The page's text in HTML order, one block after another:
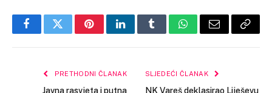
FacebookTwitterPinterestLinkedInTumblrWhatsApp
Email Copy
PRETHODNI ČLANAK
Javna rasvjeta i putna
SLJEDEĆI ČLANAK
NK Vareš deklasirao Liješevu